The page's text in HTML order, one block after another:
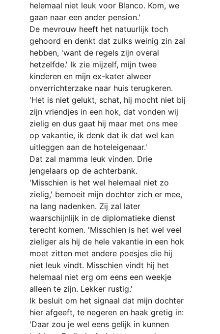
helemaal niet leuk voor Blanco. Kom, we
gaan naar een ander pension.'
De mevrouw heeft het natuurlijk toch
gehoord en denkt dat zulks weinig zin zal
hebben, 'want de regels zijn overal
hetzelfde.' Ik zie mijzelf, mijn twee
kinderen en mijn ex-kater alweer
onverrichterzake naar huis terugkeren.
'Het is niet gelukt, schat, hij mocht niet bij
zijn vriendjes in een hok, dat vonden wij
zielig en dus gaat hij maar met ons mee
op vakantie, ik denk dat ik dat wel kan
uitleggen aan de hoteleigenaar.'
Dat zal mamma leuk vinden. Drie
jengelaars op de achterbank.
'Misschien is het wel helemaal niet zo
zielig,' bemoeit mijn dochter zich er mee,
na lang nadenken. Zij zal later
waarschijnlijk in de diplomatieke dienst
terecht komen. 'Misschien is het wel veel
zieliger als hij de hele vakantie in een hok
moet zitten met andere poesjes die hij
niet leuk vindt. Misschien vindt hij het
helemaal niet erg om eens een weekje
alleen te zijn. Lekker rustig.'
Ik besluit om het signaal dat mijn dochter
hier afgeeft, te negeren en haak gretig in:
'Daar zou je wel eens gelijk in kunnen